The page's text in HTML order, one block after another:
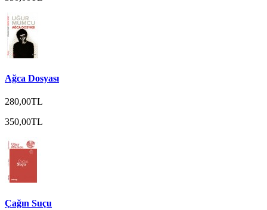
Ağca Dosyası
280,00TL
350,00TL
Çağın Suçu